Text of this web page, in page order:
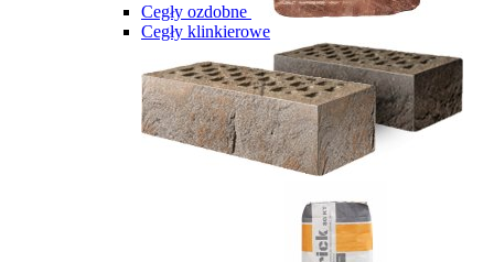
Cegły ozdobne
Cegły klinkierowe